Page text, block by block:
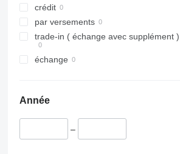
crédit
par versements
trade-in ( échange avec supplément )
échange
Année
–